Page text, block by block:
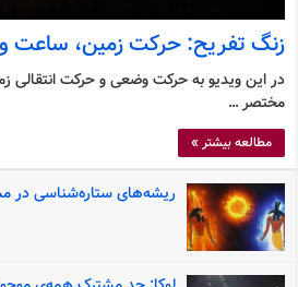
زنگ تفریح: حرکت زمین، ساعت و
در این ویدیو به حرکت وضعی و حرکت انتقالی
مختصر …
مطالعه بیشتر »
ریشه‌های ستاره‌شناسی در